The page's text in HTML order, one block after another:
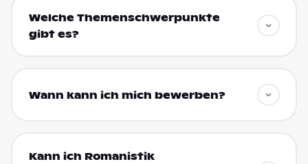
Welche Themenschwerpunkte
gibt es?
Wann kann ich mich bewerben?
Kann ich Romanistik